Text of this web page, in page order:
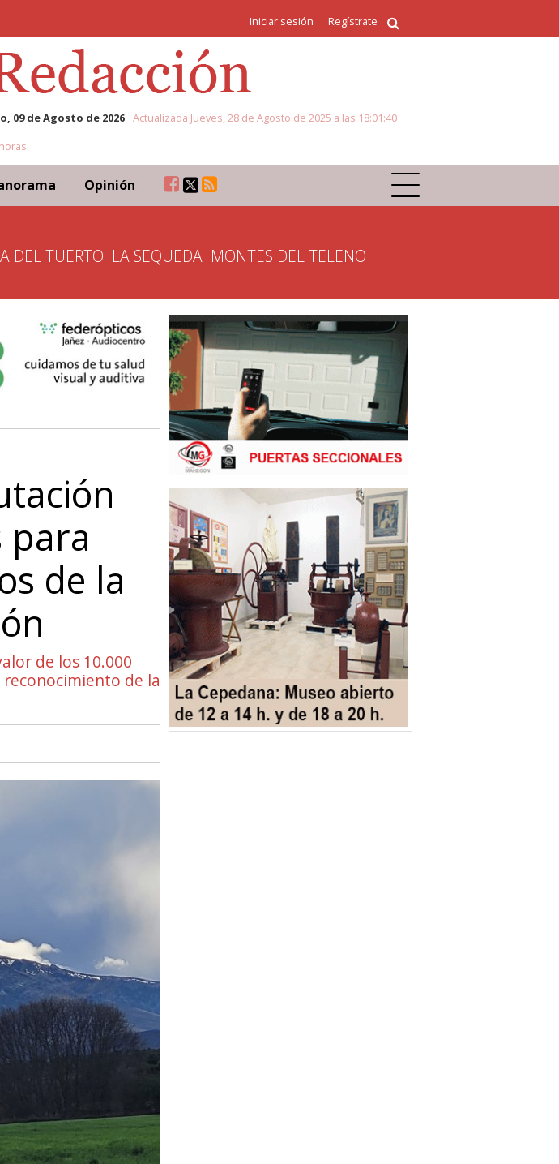
Iniciar sesión Regístrate
09 de Agosto de 2026 Actualizada Jueves, 28 de Agosto de 2025 a las 18:01:40
horas
Opinión
DEL TUERTO LA SEQUEDA MONTES DEL TELENO
para
de la
de los 10.000
de la